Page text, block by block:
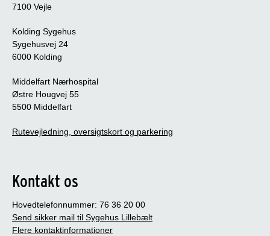
7100 Vejle
Kolding Sygehus
Sygehusvej 24
6000 Kolding
Middelfart Nærhospital
Østre Hougvej 55
5500 Middelfart
Rutevejledning, oversigtskort og parkering
Kontakt os
Hovedtelefonnummer: 76 36 20 00
Send sikker mail til Sygehus Lillebælt
Flere kontaktinformationer